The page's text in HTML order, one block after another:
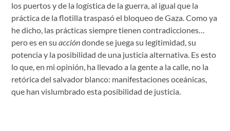
los puertos y de la logística de la guerra, al igual que la
práctica de la flotilla traspasó el bloqueo de Gaza. Como ya
he dicho, las prácticas siempre tienen contradicciones…
pero es en suaccióndonde se juega su legitimidad, su
potencia y la posibilidad de una justicia alternativa. Es esto
lo que, en mi opinión, ha llevado a la gente a la calle, no la
retórica del salvador blanco: manifestaciones oceánicas,
que han vislumbrado esta posibilidad de justicia.